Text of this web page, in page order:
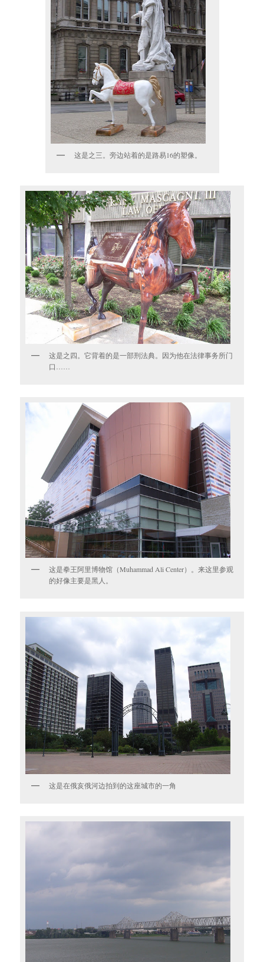
这是之三。旁边站着的是路易16的塑像。
这是之四。它背着的是一部刑法典。因为他在法律事务所门
口……
这是拳王阿里博物馆（Muhammad Ali Center）。来这里参观
的好像主要是黑人。
这是在俄亥俄河边拍到的这座城市的一角